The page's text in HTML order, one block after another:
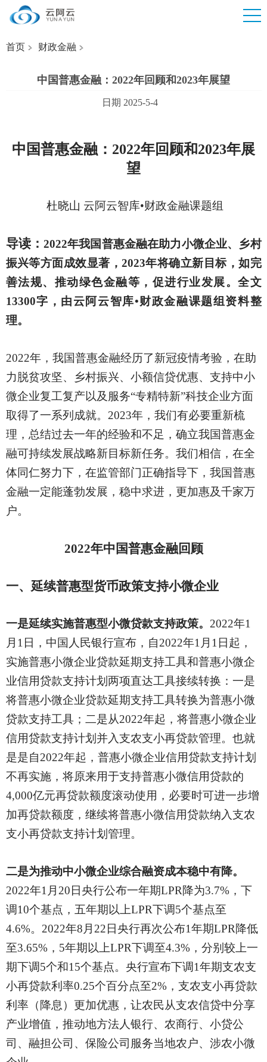
首页 财政金融
中国普惠金融：2022年回顾和2023年展望
日期 2025-5-4
中国普惠金融： 2022年回顾和2023年展
望
杜晓山 云阿云智库•财政金融课题组
导读： 2022年我国普惠金融在助力小微企业、乡村
振兴等方面成效显著，2023年将确立新目标，如完
善法规、推动绿色金融等，促进行业发展。全文
13300字，由云阿云智库•财政金融课题组资料整
理。
2022年，我国普惠金融经历了新冠疫情考验，在助
力脱贫攻坚、乡村振兴、小额信贷优惠、支持中小
微企业复工复产以及服务“专精特新”科技企业方面
取得了一系列成就。2023年，我们有必要重新梳
理，总结过去一年的经验和不足，确立我国普惠金
融可持续发展战略新目标新任务。我们相信，在全
体同仁努力下，在监管部门正确指导下，我国普惠
金融一定能蓬勃发展，稳中求进，更加惠及千家万
户。
2022年中国普惠金融回顾
一、延续普惠型货币政策支持小微企业
一是延续实施普惠型小微贷款支持政策。 2022年1
月1日，中国人民银行宣布，自2022年1月1日起，
实施普惠小微企业贷款延期支持工具和普惠小微企
业信用贷款支持计划两项直达工具接续转换：一是
将普惠小微企业贷款延期支持工具转换为普惠小微
贷款支持工具；二是从2022年起，将普惠小微企业
信用贷款支持计划并入支农支小再贷款管理。也就
是是自2022年起，普惠小微企业信用贷款支持计划
不再实施，将原来用于支持普惠小微信用贷款的
4,000亿元再贷款额度滚动使用，必要时可进一步增
加再贷款额度，继续将普惠小微信用贷款纳入支农
支小再贷款支持计划管理。
二是为推动中小微企业综合融资成本稳中有降。
2022年1月20日央行公布一年期LPR降为3.7%，下
调10个基点，五年期以上LPR下调5个基点至
4.6%。2022年8月22日央行再次公布1年期LPR降低
至3.65%，5年期以上LPR下调至4.3%，分别较上一
期下调5个和15个基点。央行宣布下调1年期支农支
小再贷款利率0.25个百分点至2%，支农支小再贷款
利率（降息）更加优惠，让农民从支农信贷中分享
产业增值，推动地方法人银行、农商行、小贷公
司、融担公司、保险公司服务当地农户、涉农小微